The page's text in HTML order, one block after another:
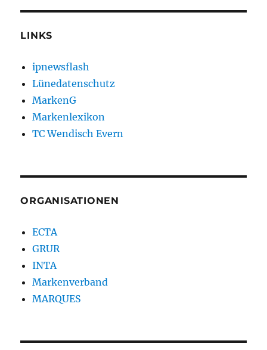
LINKS
ipnewsflash
Lünedatenschutz
MarkenG
Markenlexikon
TC Wendisch Evern
ORGANISATIONEN
ECTA
GRUR
INTA
Markenverband
MARQUES